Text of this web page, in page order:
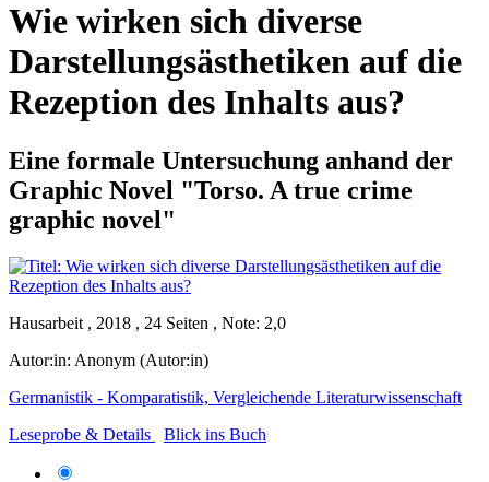
Wie wirken sich diverse
Darstellungsästhetiken auf die
Rezeption des Inhalts aus?
Eine formale Untersuchung anhand der
Graphic Novel "Torso. A true crime
graphic novel"
Hausarbeit , 2018 , 24 Seiten , Note: 2,0
Autor:in: Anonym (Autor:in)
Germanistik - Komparatistik, Vergleichende Literaturwissenschaft
Leseprobe & Details
Blick ins Buch